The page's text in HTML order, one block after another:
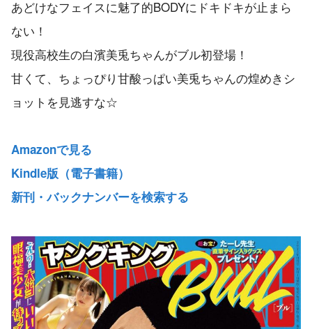
あどけなフェイスに魅了的BODYにドキドキが止まら
ない！
現役高校生の白濱美兎ちゃんがブル初登場！
甘くて、ちょっぴり甘酸っぱい美兎ちゃんの煌めきシ
ョットを見逃すな☆
Amazonで見る
Kindle版（電子書籍）
新刊・バックナンバーを検索する